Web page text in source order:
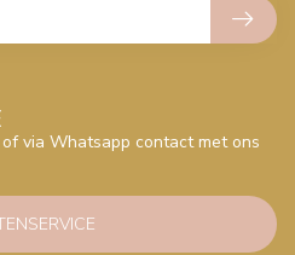
via Whatsapp contact met ons